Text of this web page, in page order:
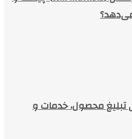
تبلیغ محصول، خدمات و